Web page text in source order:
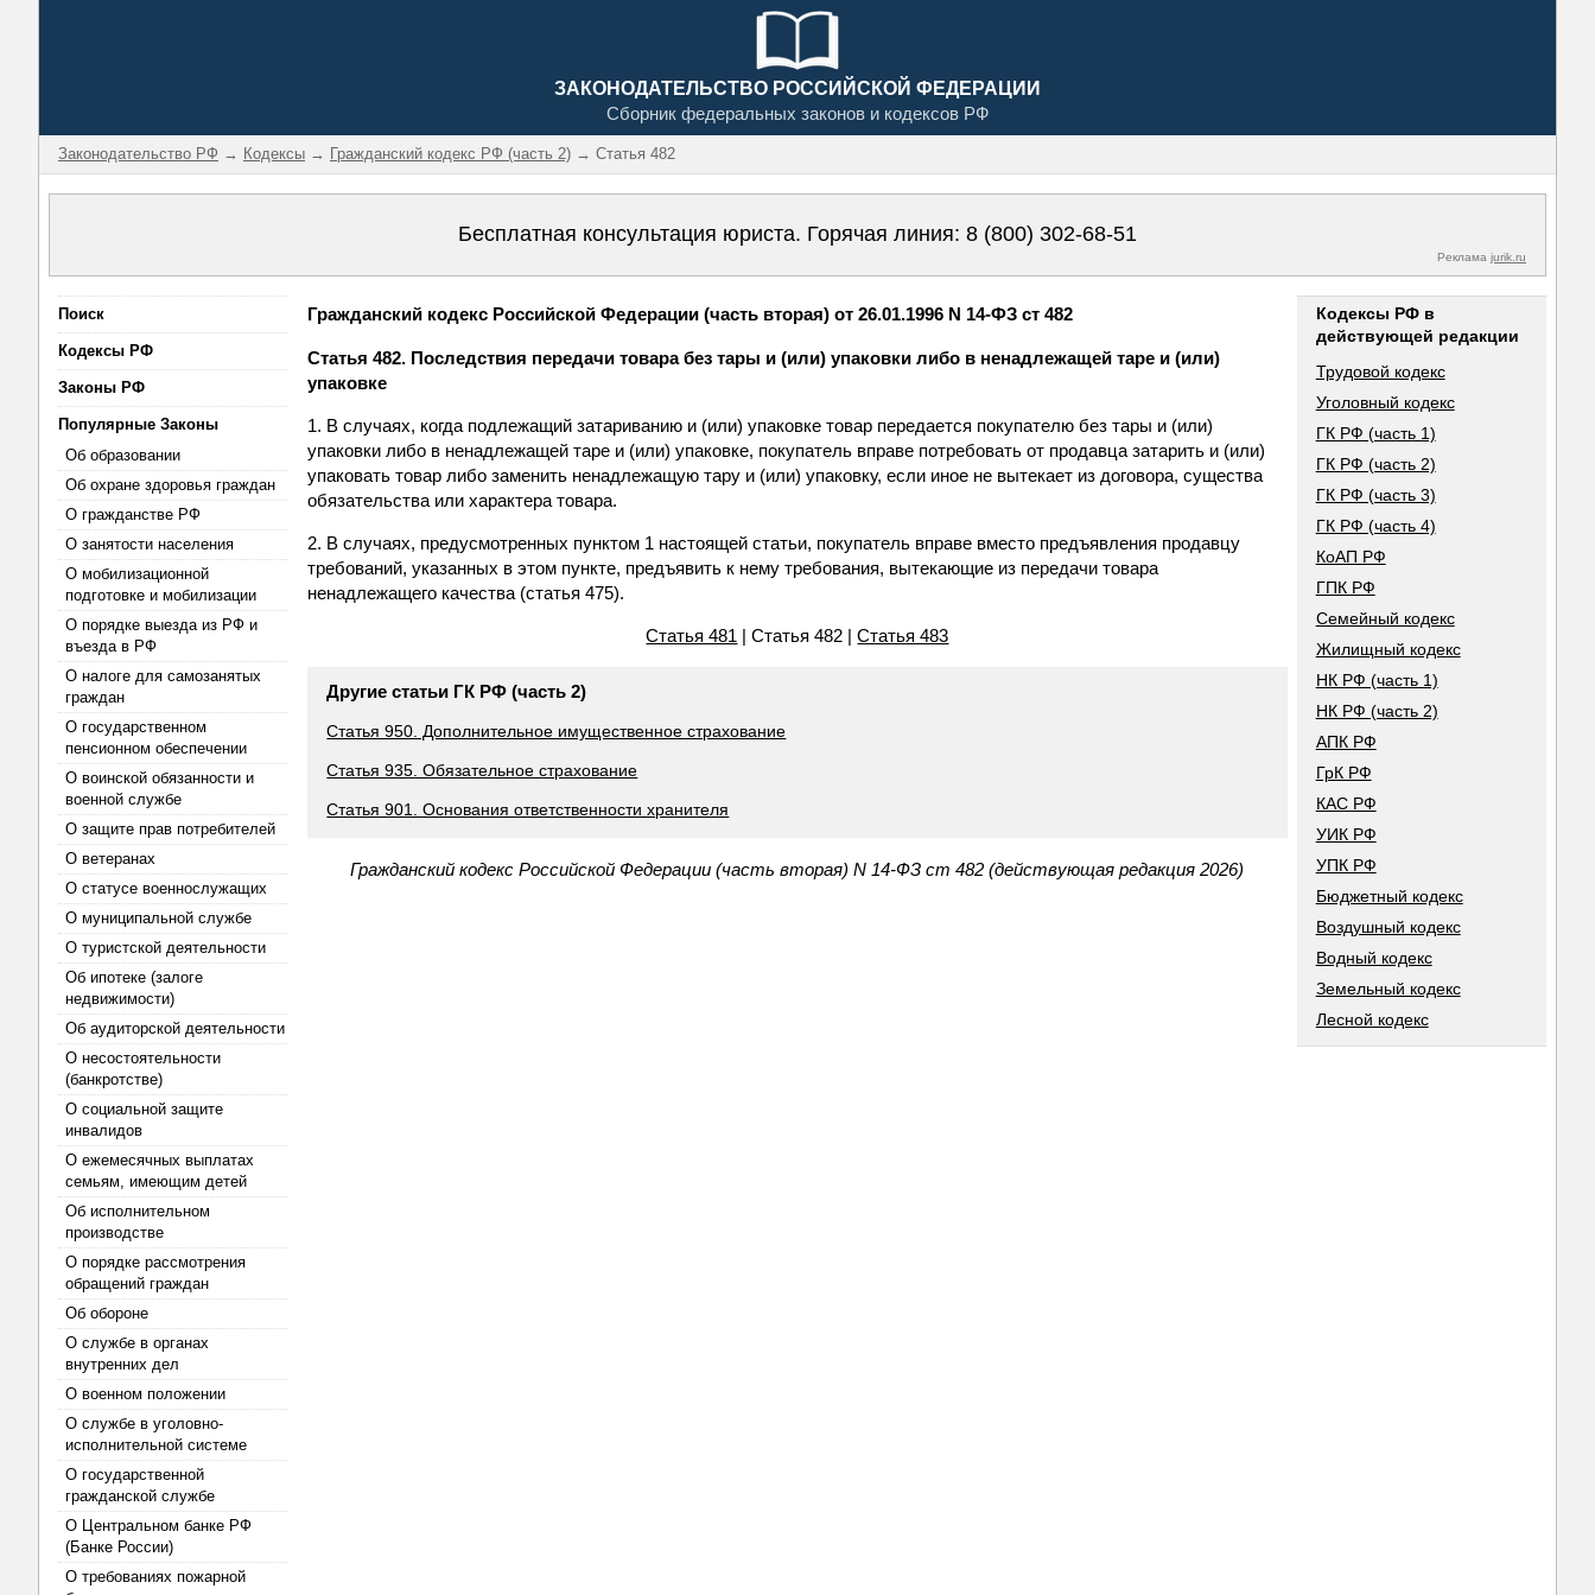
ЗАКОНОДАТЕЛЬСТВО РОССИЙСКОЙ ФЕДЕРАЦИИ
Сборник федеральных законов и кодексов РФ
Законодательство РФ → Кодексы → Гражданский кодекс РФ (часть 2) → Статья 482
Бесплатная консультация юриста. Горячая линия: 8 (800) 302-68-51
Реклама jurik.ru
Поиск
Кодексы РФ
Законы РФ
Популярные Законы
Об образовании
Об охране здоровья граждан
О гражданстве РФ
О занятости населения
О мобилизационной
подготовке и мобилизации
О порядке выезда из РФ и
въезда в РФ
О налоге для самозанятых
граждан
О государственном
пенсионном обеспечении
О воинской обязанности и
военной службе
О защите прав потребителей
О ветеранах
О статусе военнослужащих
О муниципальной службе
О туристской деятельности
Об ипотеке (залоге
недвижимости)
Об аудиторской деятельности
О несостоятельности
(банкротстве)
О социальной защите
инвалидов
О ежемесячных выплатах
семьям, имеющим детей
Об исполнительном
производстве
О порядке рассмотрения
обращений граждан
Об обороне
О службе в органах
внутренних дел
О военном положении
О службе в уголовно-
исполнительной системе
О государственной
гражданской службе
О Центральном банке РФ
(Банке России)
О требованиях пожарной
Гражданский кодекс Российской Федерации (часть вторая) от 26.01.1996 N 14-ФЗ ст 482
Статья 482. Последствия передачи товара без тары и (или) упаковки либо в ненадлежащей таре и (или)
упаковке
1. В случаях, когда подлежащий затариванию и (или) упаковке товар передается покупателю без тары и (или)
упаковки либо в ненадлежащей таре и (или) упаковке, покупатель вправе потребовать от продавца затарить и (или)
упаковать товар либо заменить ненадлежащую тару и (или) упаковку, если иное не вытекает из договора, существа
обязательства или характера товара.
2. В случаях, предусмотренных пунктом 1 настоящей статьи, покупатель вправе вместо предъявления продавцу
требований, указанных в этом пункте, предъявить к нему требования, вытекающие из передачи товара
ненадлежащего качества (статья 475).
Статья 481 | Статья 482 |Статья 483
Другие статьи ГК РФ (часть 2)
Статья 950. Дополнительное имущественное страхование
Статья 935. Обязательное страхование
Статья 901. Основания ответственности хранителя
Гражданский кодекс Российской Федерации (часть вторая) N 14-ФЗ ст 482 (действующая редакция 2026)
Кодексы РФ в
действующей редакции
Трудовой кодекс
Уголовный кодекс
ГК РФ (часть 1)
ГК РФ (часть 2)
ГК РФ (часть 3)
ГК РФ (часть 4)
КоАП РФ
ГПК РФ
Семейный кодекс
Жилищный кодекс
НК РФ (часть 1)
НК РФ (часть 2)
АПК РФ
ГрК РФ
КАС РФ
УИК РФ
УПК РФ
Бюджетный кодекс
Воздушный кодекс
Водный кодекс
Земельный кодекс
Лесной кодекс